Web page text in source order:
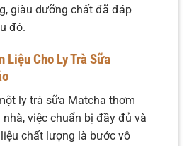
giàu dưỡng chất đã đáp
đó.
Liệu Cho Ly Trà Sữa
ly trà sữa Matcha thơm
việc chuẩn bị đầy đủ và
chất lượng là bước vô